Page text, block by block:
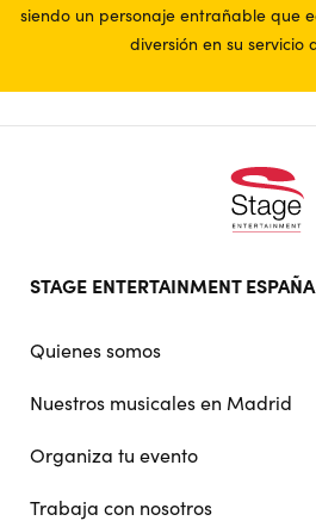
siendo un personaje entrañable que
diversión en su servicio
STAGE ENTERTAINMENT ESPAÑA
Quienes somos
Nuestros musicales en Madrid
Organiza tu evento
Trabaja con nosotros